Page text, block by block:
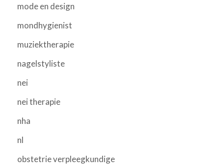
mode en design
mondhygienist
muziektherapie
nagelstyliste
nei
nei therapie
nha
nl
obstetrie verpleegkundige